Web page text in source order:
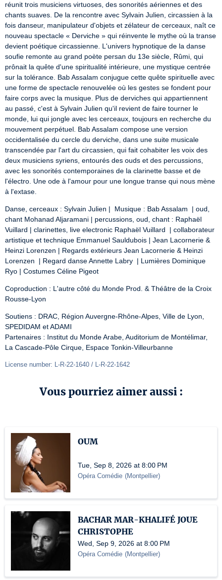
réunit trois musiciens virtuoses, des sonorités aériennes et des
chants suaves. De la rencontre avec Sylvain Julien, circassien à la
fois danseur, manipulateur d'objets et zélateur de cerceaux, naît ce
nouveau spectacle « Derviche » qui réinvente le mythe où la transe
devient poétique circassienne. L'univers hypnotique de la danse
soufie remonte au grand poète persan du 13e siècle, Rûmi, qui
prônait la quête d'une spiritualité intérieure, une mystique centrée
sur la tolérance. Bab Assalam conjugue cette quête spirituelle avec
une forme de spectacle renouvelée où les gestes se fondent pour
faire corps avec la musique. Plus de derviches qui appartiennent
au passé, c'est à Sylvain Julien qu'il revient de faire tourner le
monde, lui qui jongle avec les cerceaux, toujours en recherche du
mouvement perpétuel. Bab Assalam compose une version
occidentalisée du cercle du derviche, dans une suite musicale
transcendée par l'art du circassien, qui fait cohabiter les voix des
deux musiciens syriens, entourés des ouds et des percussions,
avec les sonorités contemporaines de la clarinette basse et de
l'électro. Une ode à l'amour pour une longue transe qui nous mène
à l'extase.
Danse, cerceaux : Sylvain Julien |  Musique : Bab Assalam  | oud,
chant Mohanad Aljaramani | percussions, oud, chant : Raphaël
Vuillard | clarinettes, live electronic Raphaël Vuillard  | collaborateur
artistique et technique Emmanuel Sauldubois | Jean Lacornerie &
Heinzi Lorenzen | Regards extérieurs Jean Lacornerie & Heinzi
Lorenzen  | Regard danse Annette Labry  | Lumières Dominique
Ryo | Costumes Céline Pigeot
Coproduction : L'autre côté du Monde Prod. & Théâtre de la Croix
Rousse-Lyon
Soutiens : DRAC, Région Auvergne-Rhône-Alpes, Ville de Lyon,
SPEDIDAM et ADAMI
Partenaires : Institut du Monde Arabe, Auditorium de Montélimar,
La Cascade-Pôle Cirque, Espace Tonkin-Villeurbanne
License number: L-R-22-1640 / L-R-22-1642
Vous pourriez aimer aussi :
OUM
Tue, Sep 8, 2026 at 8:00 PM
Opéra Comédie (Montpellier)
BACHAR MAR-KHALIFÉ JOUE
CHRISTOPHE
Wed, Sep 9, 2026 at 8:00 PM
Opéra Comédie (Montpellier)